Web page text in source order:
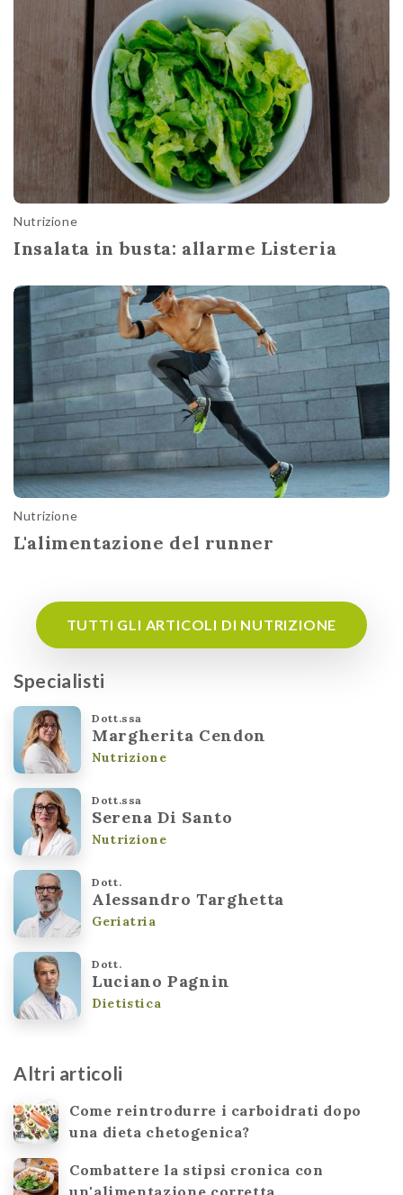
Nutrizione
Insalata in busta: allarme Listeria
Nutrizione
L'alimentazione del runner
TUTTI GLI ARTICOLI DI NUTRIZIONE
Specialisti
Dott.ssa
Margherita Cendon
Nutrizione
Dott.ssa
Serena Di Santo
Nutrizione
Dott.
Alessandro Targhetta
Geriatria
Dott.
Luciano Pagnin
Dietistica
Altri articoli
Come reintrodurre i carboidrati dopo
una dieta chetogenica?
Combattere la stipsi cronica con
un'alimentazione corretta